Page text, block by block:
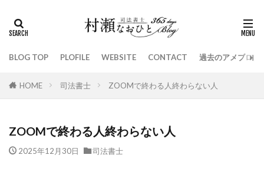
BLOG TOP PLOFILE WEBSITE CONTACT 過去のアメブロは
HOME 司法書士 ZOOMで終わる人終わらない人
ZOOMで終わる人終わらない人
2025年12月30日 司法書士